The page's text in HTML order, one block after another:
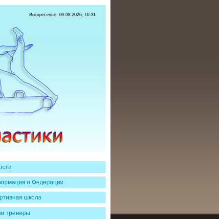
Воскресенье, 09.08.2026, 16:31
о Федерации
школа
тренеры